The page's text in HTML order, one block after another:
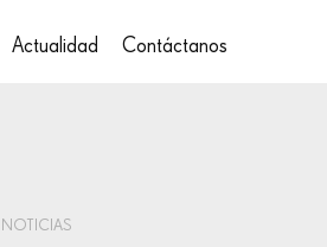
Actualidad Contáctanos
NOTICIAS